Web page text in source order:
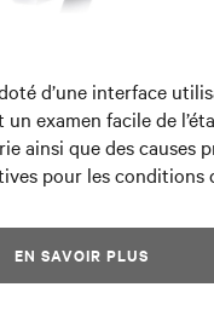
d’une interface
examen facile de
ainsi que des causes
pour les conditions
EN SAVOIR PLUS